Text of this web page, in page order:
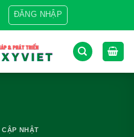
ĐĂNG NHẬP
NHẬT